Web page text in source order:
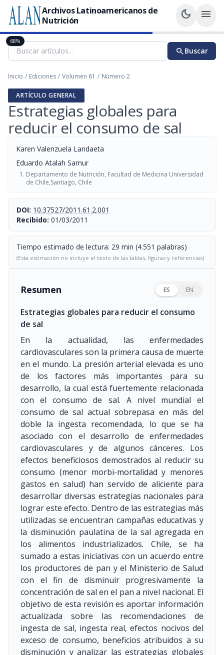
Archivos Latinoamericanos de
Nutrición
dark_mode menu
searchBuscar
Inicio / Ediciones / Volumen 61 / Número 2
ARTÍCULO GENERAL
Estrategias globales para
reducir el consumo de sal
Karen Valenzuela Landaeta
Eduardo Atalah Samur
Departamento de Nutrición, Facultad de Medicina Universidad
de Chile,Santiago, Chile
DOI: 10.37527/2011.61.2.001
Recibido: 01/03/2011
Tiempo estimado de lectura: 29 min (4.551 palabras)
(Esta estimación no incluye el texto de las tablas, figuras y referencias)
Resumen ES EN
Estrategias globales para reducir el consumo
de sal
En la actualidad, las enfermedades
cardiovasculares son la primera causa de muerte
en el mundo. La presión arterial elevada es uno
de los factores más importantes para su
desarrollo, la cual está fuertemente relacionada
con el consumo de sal. A nivel mundial el
consumo de sal actual sobrepasa en más del
doble la ingesta recomendada, lo que se ha
asociado con el desarrollo de enfermedades
cardiovasculares y de algunos cánceres. Los
efectos beneficiosos demostrados al reducir su
consumo (menor morbi-mortalidad y menores
gastos en salud) han servido de aliciente para
desarrollar diversas estrategias nacionales para
lograr este efecto. Dentro de las estrategias más
utilizadas se encuentran campañas educativas y
la disminución paulatina de la sal agregada en
los alimentos industrializados. Chile, se ha
sumado a estas iniciativas con un acuerdo entre
los productores de pan y el Ministerio de Salud
con el fin de disminuir progresivamente la
concentración de sal en el pan a nivel nacional. El
objetivo de esta revisión es aportar información
actualizada sobre las recomendaciones de
ingesta de sal, ingesta real, efectos nocivos del
exceso de consumo, beneficios atribuidos a su
disminución y analizar las estrategias globales
68%